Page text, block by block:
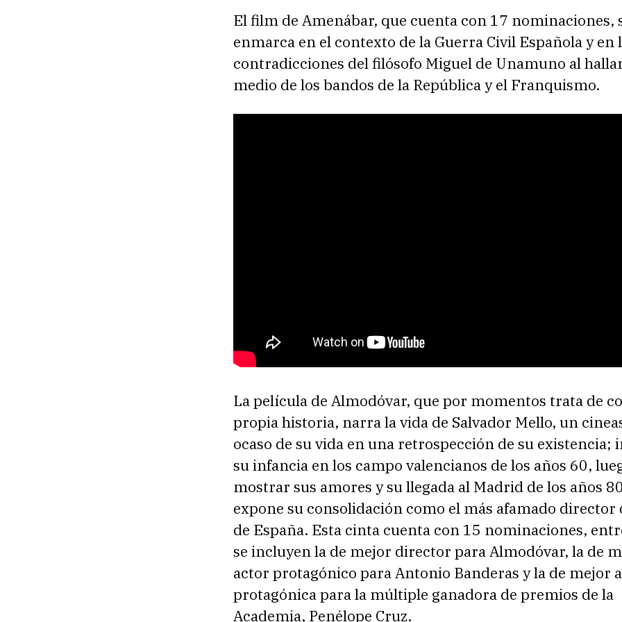
El film de Amenábar, que cuenta con 17 nominaciones,
enmarca en el contexto de la Guerra Civil Española y en
contradicciones del filósofo Miguel de Unamuno al
medio de los bandos de la República y el Franquismo.
La película de Almodóvar, que por momentos trata de
propia historia, narra la vida de Salvador Mello, un
ocaso de su vida en una retrospección de su existencia;
su infancia en los campo valencianos de los años 60,
mostrar sus amores y su llegada al Madrid de los años
expone su consolidación como el más afamado director
de España. Esta cinta cuenta con 15 nominaciones,
se incluyen la de mejor director para Almodóvar, la de
actor protagónico para Antonio Banderas y la de mejor
protagónica para la múltiple ganadora de premios de la
Academia, Penélope Cruz.